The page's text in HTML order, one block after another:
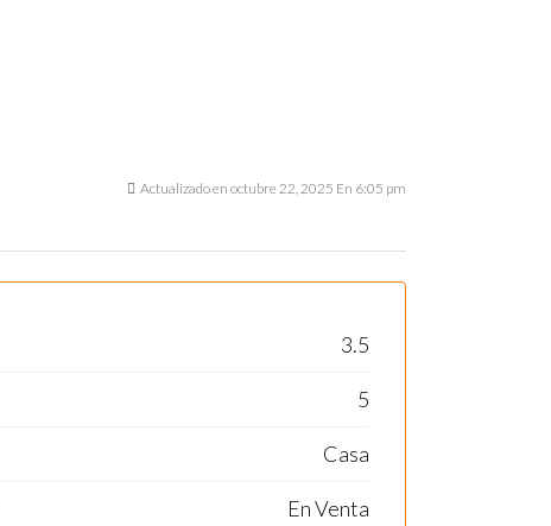
Actualizado en octubre 22, 2025 En 6:05 pm
3.5
5
Casa
En Venta